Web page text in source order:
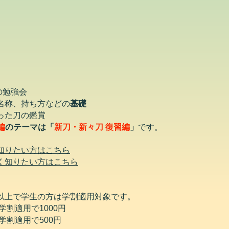
勉強会
称、持ち方などの基礎
た刀の鑑賞
のテーマは「 新刀・新々刀 復習編 」 です。
たい方はこちら
りたい方はこちら
で学生の方は学割適用対象です。
割適用で1000円
割適用で500円